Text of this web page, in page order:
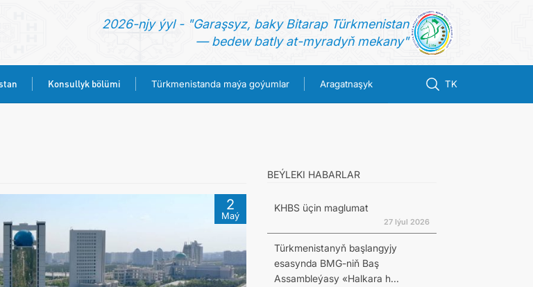
2026-njy ýyl - "Garaşsyz, baky Bitarap Türkmenistan
— bedew batly at-myradyň mekany"
Konsullyk bölümi Türkmenistanda maýa goýumlar Aragatnaşyk TK
TÜRKMENISTANYŇ DIM
TÜRKMENISTAN
KONSULLYK BÖLÜMI
2
Maý
BEÝLEKI HABARLAR
KHBS üçin maglumat
27 Iýul 2026
Türkmenistanyň başlangyjy
esasynda BMG-niň Baş
Assambleýasy «Halkara h...